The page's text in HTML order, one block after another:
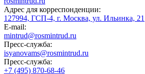
Адрес для корреспонденции:
127994, ГСП-4, г. Москва, ул. Ильинка, 21
E-mail:
mintrud@rosmintrud.ru
Пресс-служба:
isyanovams@rosmintrud.ru
Пресс-служба:
+7 (495) 870-68-46